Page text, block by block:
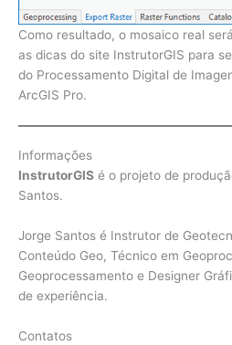
Como resultado, o mosaico real
as dicas do site InstrutorGIS para
do Processamento Digital de
ArcGIS Pro.
Informações
InstrutorGIS é o projeto de
Santos.
Jorge Santos é Instrutor de
Conteúdo Geo, Técnico em
Geoprocessamento e Designer
de experiência.
Contatos